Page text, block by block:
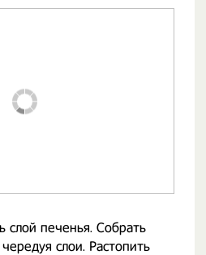
слой печенья. Собрать
чередуя слои. Растопить